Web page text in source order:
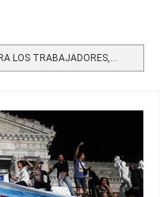
LOS TRABAJADORES,...